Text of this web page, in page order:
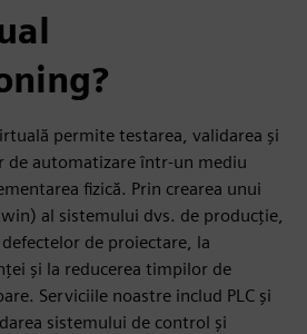
permite testarea, validarea și
de automatizare într-un mediu
fizică. Prin crearea unui
al sistemului dvs. de producție,
de proiectare, la
și la reducerea timpilor de
Serviciile noastre includ PLC și
sistemului de control și